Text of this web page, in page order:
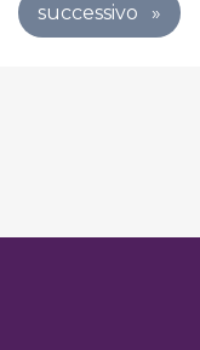
successivo »